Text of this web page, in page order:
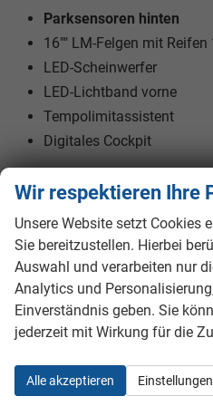
Parksensoren hinten
16"" LM-Felgen mit
LED-Scheinwerfer
LED-Lichtband vorne
Tempolimitassistent
Digitales Cockpit
Innen
Fensterheber
Klimatisierung
Lenkrad
in Leder, höhenverstellbar, mit
Lenkradheizung
Sitze
Isofix
Infotainment &
Wir respektieren Ihre
Unsere Website setzt Cookies
Sie bereitzustellen. Hierbei
Auswahl und verarbeiten nur
Analytics und
Einverständnis geben. Sie
jederzeit mit Wirkung für die
Alle akzeptieren Einstellungen